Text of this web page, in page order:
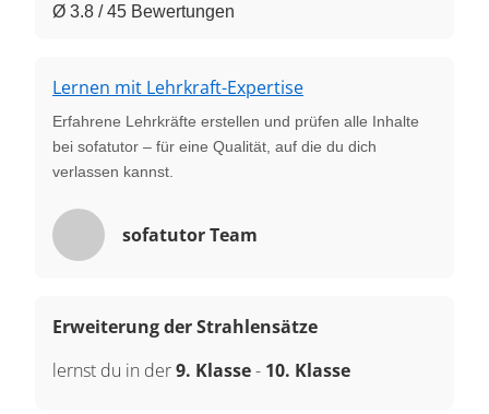
Ø 3.8 / 45 Bewertungen
Lernen mit Lehrkraft-Expertise
Erfahrene Lehrkräfte erstellen und prüfen alle Inhalte
bei sofatutor – für eine Qualität, auf die du dich
verlassen kannst.
sofatutor Team
Erweiterung der Strahlensätze
lernst du in der9. Klasse- 10. Klasse